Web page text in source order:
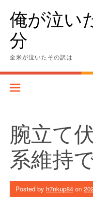
content俺が泣い
分
全米が泣いたその訳は
腕立て
系維持
Posted by h7nkup84 on